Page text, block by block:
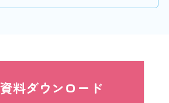
資料ダウンロード